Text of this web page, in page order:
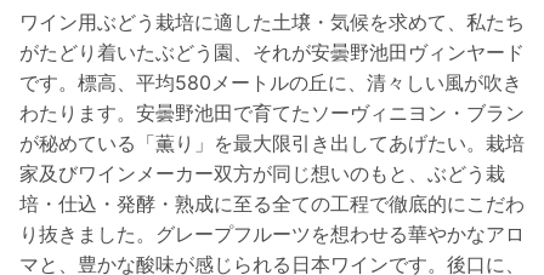
ワイン用ぶどう栽培に適した土壌・気候を求めて、私たち
がたどり着いたぶどう園、それが安曇野池田ヴィンヤード
です。標高、平均580メートルの丘に、清々しい風が吹き
わたります。安曇野池田で育てたソーヴィニヨン・ブラン
が秘めている「薫り」を最大限引き出してあげたい。栽培
家及びワインメーカー双方が同じ想いのもと、ぶどう栽
培・仕込・発酵・熟成に至る全ての工程で徹底的にこだわ
り抜きました。グレープフルーツを想わせる華やかなアロ
マと、豊かな酸味が感じられる日本ワインです。後口に、